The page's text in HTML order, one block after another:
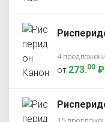
4
от 273.00 ₽
15